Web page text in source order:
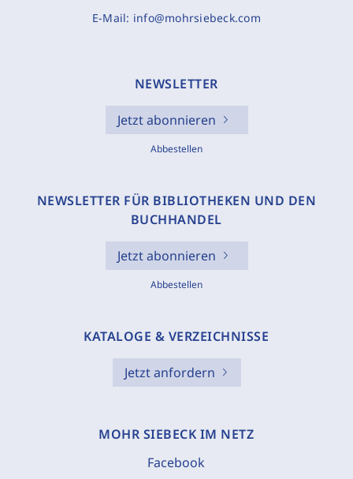
E-Mail: info@mohrsiebeck.com
NEWSLETTER
Jetzt abonnieren
Abbestellen
NEWSLETTER FÜR BIBLIOTHEKEN UND DEN
BUCHHANDEL
Jetzt abonnieren
Abbestellen
KATALOGE & VERZEICHNISSE
Jetzt anfordern
MOHR SIEBECK IM NETZ
Facebook